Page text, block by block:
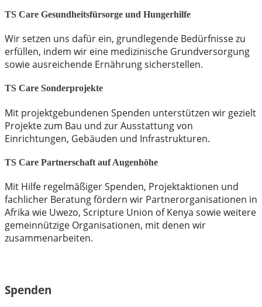
TS Care Gesundheitsfürsorge und Hungerhilfe
Wir setzen uns dafür ein, grundlegende Bedürfnisse zu
erfüllen, indem wir eine medizinische Grundversorgung
sowie ausreichende Ernährung sicherstellen.
TS Care Sonderprojekte
Mit projekt­gebundenen Spenden unterstützen wir gezielt
Projekte zum Bau und zur Ausstattung von
Einrichtungen, Gebäuden und Infrastrukturen.
TS Care Partnerschaft auf Augenhöhe
Mit Hilfe regelmäßiger Spenden, Projektaktionen und
fachlicher Beratung fördern wir Partner­organisationen in
Afrika wie Uwezo, Scripture Union of Kenya sowie weitere
gemeinnützige Organisationen, mit denen wir
zusammen­arbeiten.
Spenden